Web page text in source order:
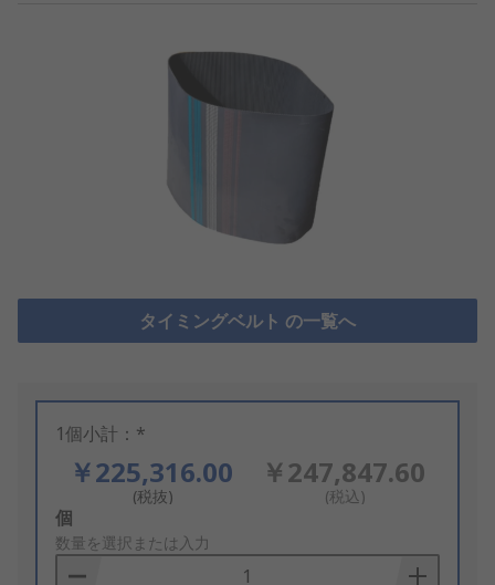
タイミングベルト の一覧へ
1個小計：*
￥225,316.00
(税抜)
￥247,847.60
(税込)
Add
to
Basket
個
数量を選択または入力